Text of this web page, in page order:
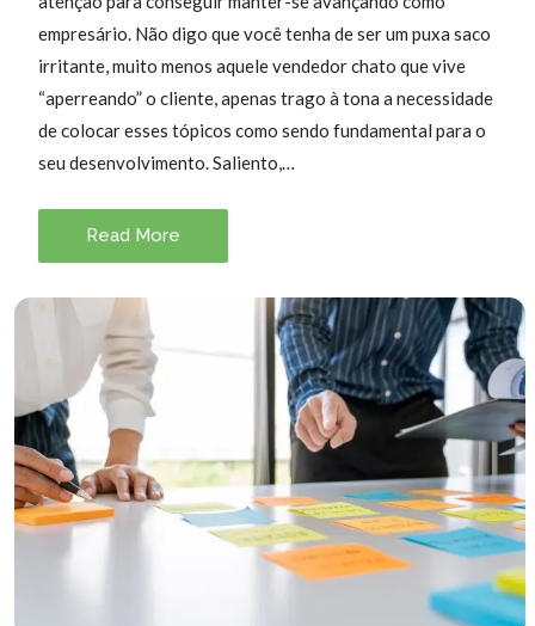
empresário. Não digo que você tenha de ser um puxa saco
irritante, muito menos aquele vendedor chato que vive
“aperreando” o cliente, apenas trago à tona a necessidade
de colocar esses tópicos como sendo fundamental para o
seu desenvolvimento. Saliento,…
Read More